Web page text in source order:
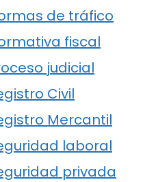
de tráfico
fiscal
judicial
Civil
Mercantil
laboral
privada